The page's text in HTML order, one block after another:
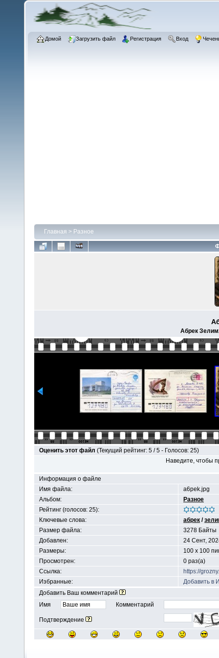
Домой Загрузить файл Регистрация Вход
Главная > Разное
Абрек
Оценить этот файл (Текущий рейтинг: 5 / 5 - Голосов: 25)
Наведите, чтобы
Информация о файле
Имя файла:
a6pek.jpg
Альбом:
Разное
Рейтинг (голосов: 25):
Ключевые слова:
абрек /
Размер файла:
3278 Байты
Добавлен:
24 Сент,
Размеры:
100 x 100
Просмотрен:
0 раз(а)
Ссылка:
https://
Избранные:
Добавить в
Добавить Ваш комментарий
Имя
Комментарий
Подтверждение